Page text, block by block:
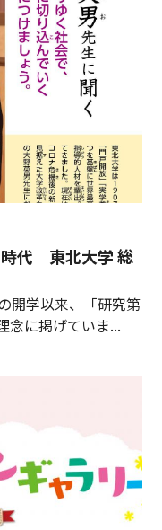
代 東北大学 総
開学以来、「研究第
念に掲げていま...